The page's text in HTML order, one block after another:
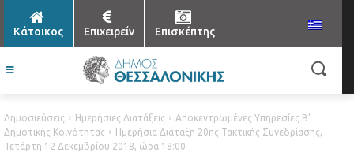
Κάτοικος Επιχειρείν Επισκέπτης
Δημοσιεύσεις Ημερήσιες Διατάξεις
Αποκεντρωμένες Υπηρεσίες Β'
Δημοτικής Κοινότητας
Ημερήσια Διάταξη 20ης Τακτικής Συνεδρίασης,
Τετάρτη 12 Δεκεμβρίου 2018, ώρα 18:00